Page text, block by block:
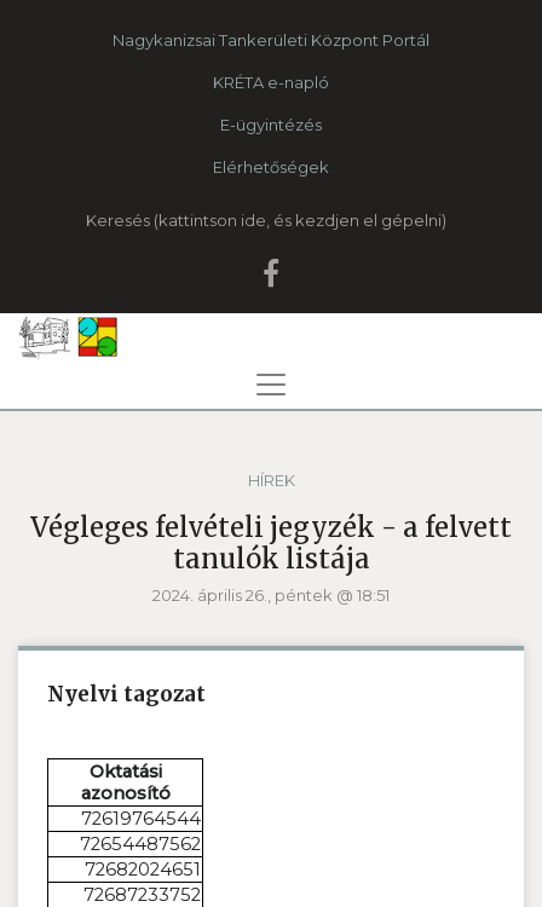
Nagykanizsai Tankerületi Központ Portál
KRÉTA e-napló
E-ügyintézés
Elérhetőségek
Keresés
HÍREK
Végleges felvételi jegyzék - a felvett
tanulók listája
2024. április 26., péntek @ 18:51
Nyelvi tagozat
Oktatási
azonosító
72619764544
72654487562
72682024651
72687233752